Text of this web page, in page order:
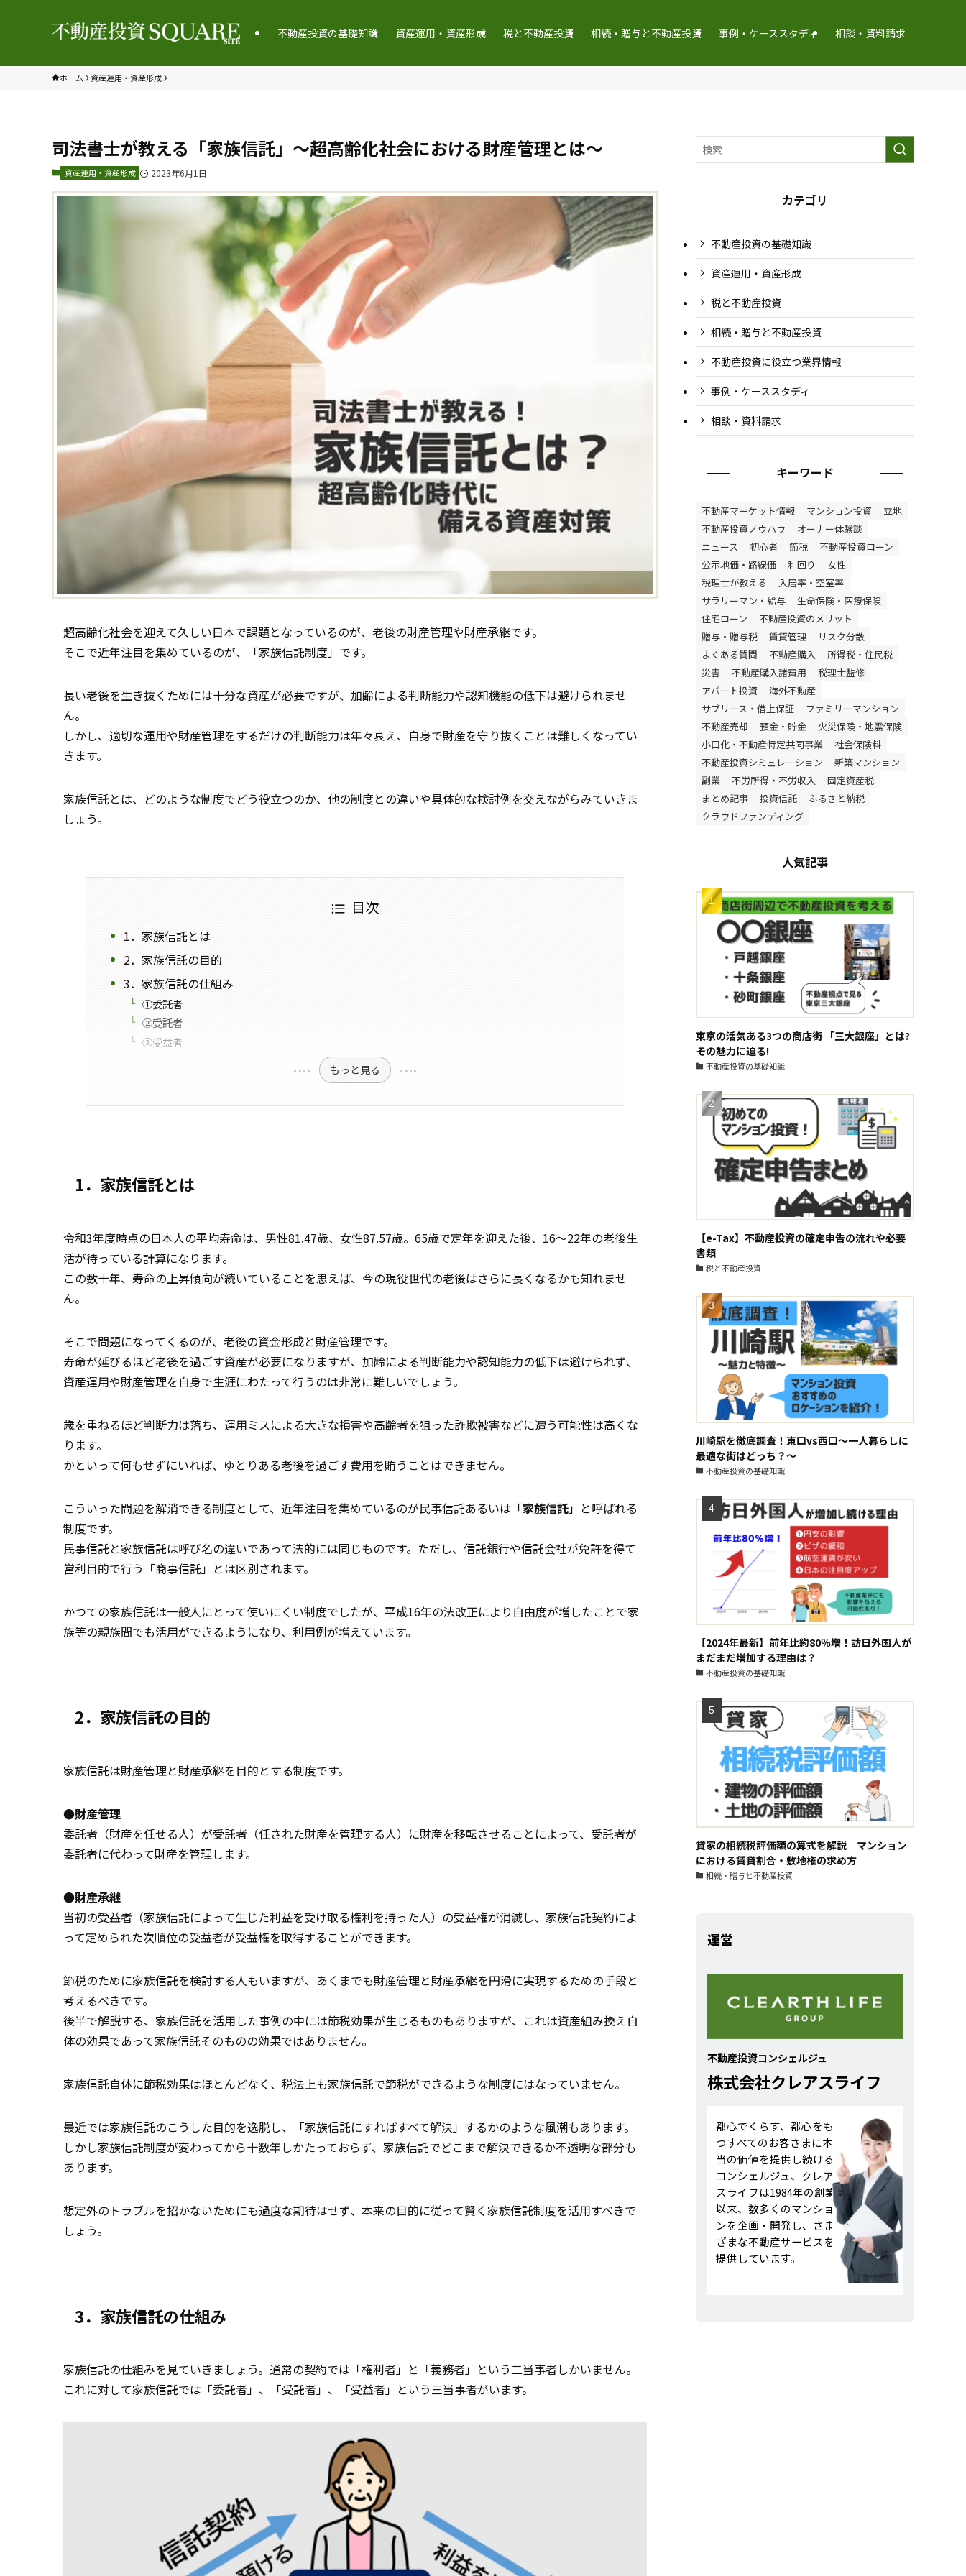
不動産投資の基礎知識 資産運用・資産形成 税と不動産投資 相続・贈与と不動産投資 事例・ケーススタディ 相談・資料請求
ホーム 資産運用・資産形成
司法書士が教える「家族信託」～超高齢化社会における財産管理とは～
資産運用・資産形成 2023年6月1日
超高齢化社会を迎えて久しい日本で課題となっているのが、老後の財産管理や財産承継です。
そこで近年注目を集めているのが、「家族信託制度」です。
長い老後を生き抜くためには十分な資産が必要ですが、加齢による判断能力や認知機能の低下は避けられませ
ん。
しかし、適切な運用や財産管理をするだけの判断能力は年々衰え、自身で財産を守り抜くことは難しくなってい
きます。
家族信託とは、どのような制度でどう役立つのか、他の制度との違いや具体的な検討例を交えながらみていきま
しょう。
目次
1．家族信託とは
2．家族信託の目的
3．家族信託の仕組み
①委託者
②受託者
③受益者
もっと見る
1．家族信託とは
令和3年度時点の日本人の平均寿命は、男性81.47歳、女性87.57歳。65歳で定年を迎えた後、16～22年の老後生
活が待っている計算になります。
この数十年、寿命の上昇傾向が続いていることを思えば、今の現役世代の老後はさらに長くなるかも知れませ
ん。
そこで問題になってくるのが、老後の資金形成と財産管理です。
寿命が延びるほど老後を過ごす資産が必要になりますが、加齢による判断能力や認知能力の低下は避けられず、
資産運用や財産管理を自身で生涯にわたって行うのは非常に難しいでしょう。
歳を重ねるほど判断力は落ち、運用ミスによる大きな損害や高齢者を狙った詐欺被害などに遭う可能性は高くな
ります。
かといって何もせずにいれば、ゆとりある老後を過ごす費用を賄うことはできません。
こういった問題を解消できる制度として、近年注目を集めているのが民事信託あるいは「家族信託」と呼ばれる
制度です。
民事信託と家族信託は呼び名の違いであって法的には同じものです。ただし、信託銀行や信託会社が免許を得て
営利目的で行う「商事信託」とは区別されます。
かつての家族信託は一般人にとって使いにくい制度でしたが、平成16年の法改正により自由度が増したことで家
族等の親族間でも活用ができるようになり、利用例が増えています。
2．家族信託の目的
家族信託は財産管理と財産承継を目的とする制度です。
●財産管理
委託者（財産を任せる人）が受託者（任された財産を管理する人）に財産を移転させることによって、受託者が
委託者に代わって財産を管理します。
●財産承継
当初の受益者（家族信託によって生じた利益を受け取る権利を持った人）の受益権が消滅し、家族信託契約によ
って定められた次順位の受益者が受益権を取得することができます。
節税のために家族信託を検討する人もいますが、あくまでも財産管理と財産承継を円滑に実現するための手段と
考えるべきです。
後半で解説する、家族信託を活用した事例の中には節税効果が生じるものもありますが、これは資産組み換え自
体の効果であって家族信託そのものの効果ではありません。
家族信託自体に節税効果はほとんどなく、税法上も家族信託で節税ができるような制度にはなっていません。
最近では家族信託のこうした目的を逸脱し、「家族信託にすればすべて解決」するかのような風潮もあります。
しかし家族信託制度が変わってから十数年しかたっておらず、家族信託でどこまで解決できるか不透明な部分も
あります。
想定外のトラブルを招かないためにも過度な期待はせず、本来の目的に従って賢く家族信託制度を活用すべきで
しょう。
3．家族信託の仕組み
家族信託の仕組みを見ていきましょう。通常の契約では「権利者」と「義務者」という二当事者しかいません。
これに対して家族信託では「委託者」、「受託者」、「受益者」という三当事者がいます。
カテゴリ
不動産投資の基礎知識
資産運用・資産形成
税と不動産投資
相続・贈与と不動産投資
不動産投資に役立つ業界情報
事例・ケーススタディ
相談・資料請求
キーワード
不動産マーケット情報 マンション投資
立地
不動産投資ノウハウ
オーナー体験談
ニュース
初心者 節税
不動産投資ローン
公示地価・路線価
利回り
女性
税理士が教える
入居率・空室率
サラリーマン・給与
生命保険・医療保険
住宅ローン
不動産投資のメリット
贈与・贈与税
賃貸管理
リスク分散
よくある質問
不動産購入
所得税・住民税
災害
不動産購入諸費用
税理士監修
アパート投資
海外不動産
サブリース・借上保証
ファミリーマンション
不動産売却
預金・貯金
火災保険・地震保険
小口化・不動産特定共同事業
社会保険料
不動産投資シミュレーション
新築マンション
副業
不労所得・不労収入
固定資産税
まとめ記事
投資信託
ふるさと納税
クラウドファンディング
人気記事
東京の活気ある3つの商店街 「三大銀座」とは?
その魅力に迫る!
不動産投資の基礎知識
【e-Tax】不動産投資の確定申告の流れや必要
書類
税と不動産投資
川崎駅を徹底調査！東口vs西口～一人暮らしに
最適な街はどっち？～
不動産投資の基礎知識
【2024年最新】前年比約80％増！訪日外国人が
まだまだ増加する理由は？
不動産投資の基礎知識
貸家の相続税評価額の算式を解説｜マンション
における賃貸割合・敷地権の求め方
相続・贈与と不動産投資
運営
不動産投資コンシェルジュ
株式会社クレアスライフ
都心でくらす、都心をも
つすべてのお客さまに本
当の価値を提供し続ける
コンシェルジュ、クレア
スライフは1984年の創業
以来、数多くのマンショ
ンを企画・開発し、さま
ざまな不動産サービスを
提供しています。